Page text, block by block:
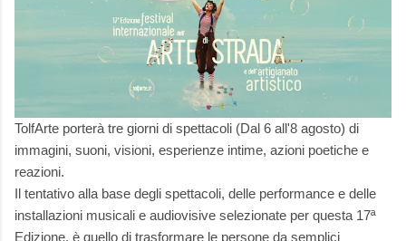
TolfArte porterà tre giorni di spettacoli (Dal 6 all'8 agosto) di
immagini, suoni, visioni, esperienze intime, azioni poetiche e
reazioni.
Il tentativo alla base degli spettacoli, delle performance e delle
installazioni musicali e audiovisive selezionate per questa 17ª
Edizione, è quello di trasformare le persone da semplici